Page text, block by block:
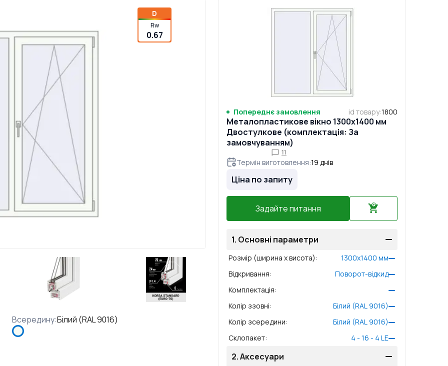
D
Rw
0.67
Всередину:Білий (RAL 9016)
Попереднє замовлення id товару:1800
Металопластикове вікно 1300x1400 мм
Двостулкове (комплектація: За
замовчуванням)
11
Термін виготовлення:19 днів
Ціна по запиту
Задайте питання
1. Основні параметри
Розмір (ширина x висота): 1300x1400 мм
Відкривання:
Поворот-відкид
Комплектація:
Колір ззовні:
Білий (RAL 9016)
Колір зсередини:
Білий (RAL 9016)
Склопакет: 4 - 16 - 4 LE
2.Аксесуари